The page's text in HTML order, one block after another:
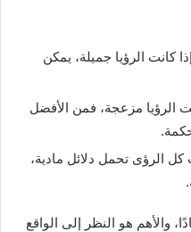
كانت الرؤيا جميلة، يمكن
الرؤيا مزعجة، فمن الأفضل
الرؤى تحمل دلائل مادية،
والأهم هو النظر إلى الواقع